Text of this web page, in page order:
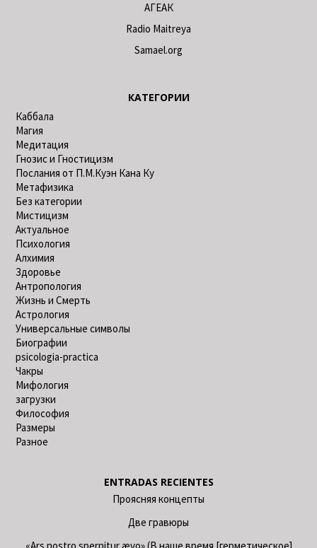
АГЕАК
Radio Maitreya
Samael.org
КАТЕГОРИИ
Каббала
Магия
Медитация
Гнозис и Гностицизм
Послания от П.М.Куэн Кана Ку
Метафизика
Без категории
Мистицизм
Актуальное
Психология
Алхимия
Здоровье
Антропология
Жизнь и Смерть
Астрология
Универсальные символы
Биографии
psicologia-practica
Чакры
Мифология
загрузки
Философия
Размеры
Разное
ENTRADAS RECIENTES
Проясняя концепты
Две гравюры